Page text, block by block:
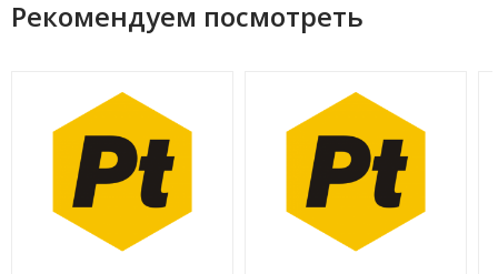
Рекомендуем посмотреть